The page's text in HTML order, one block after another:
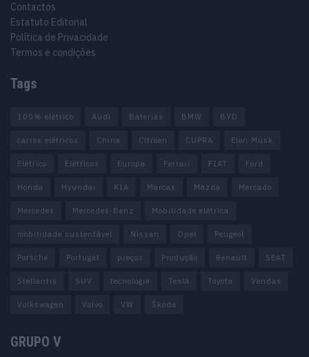
Contactos
Estatuto Editorial
Política de Privacidade
Termos e condições
Tags
100% elétrico Audi Baterias BMW BYD
carros elétricos China Citröen CUPRA Elon Musk
Elétrico Elétricos Europa Ferrari FIAT Ford
Honda Hyundai KIA Marcas Mazda Mercado
Mercedes Mercedes-Benz Mobilidade elétrica
mobilidade sustentável Nissan Opel Peugeot
Porsche Portugal preços Produção Renault SEAT
Stellantis SUV tecnologia Tesla Toyota Vendas
Volkswagen Volvo VW Škoda
GRUPO V